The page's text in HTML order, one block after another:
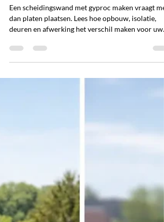
Scheidingswand met gyproc
maken in uw woning
dan platen plaatsen. Lees hoe opbouw, isolatie,
deuren en afwerking het verschil maken voor uw